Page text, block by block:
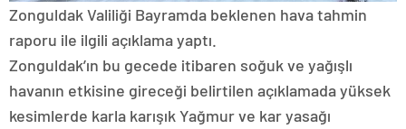
Zonguldak Valiliği Bayramda beklenen hava tahmin
raporu ile ilgili açıklama yaptı.
Zonguldak’ın bu gecede itibaren soğuk ve yağışlı
havanın etkisine gireceği belirtilen açıklamada yüksek
kesimlerde karla karışık Yağmur ve kar yasağı